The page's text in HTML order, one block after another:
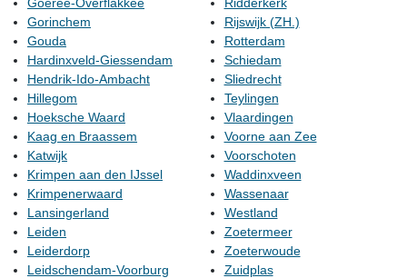
Gorinchem
Gouda
Hardinxveld-Giessendam
Hendrik-Ido-Ambacht
Hillegom
Hoeksche Waard
Kaag en Braassem
Katwijk
Krimpen aan den IJssel
Krimpenerwaard
Lansingerland
Leiden
Leiderdorp
Leidschendam-Voorburg
Rijswijk (ZH.)
Rotterdam
Schiedam
Sliedrecht
Teylingen
Vlaardingen
Voorne aan Zee
Voorschoten
Waddinxveen
Wassenaar
Westland
Zoetermeer
Zoeterwoude
Zuidplas